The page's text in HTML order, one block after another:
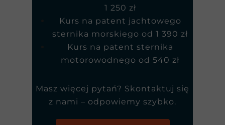
1 250 zł
Kurs na patent jachtowego
sternika morskiego od 1 390 zł
Kurs na patent sternika
motorowodnego od 540 zł
Masz więcej pytań? Skontaktuj się
z nami – odpowiemy szybko.